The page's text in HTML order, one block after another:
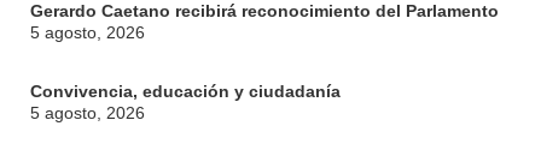
Gerardo Caetano recibirá reconocimiento del Parlamento
5 agosto, 2026
Convivencia, educación y ciudadanía
5 agosto, 2026